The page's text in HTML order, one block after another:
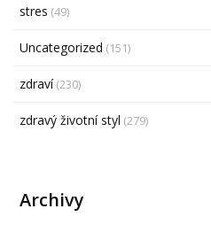
stres (49)
Uncategorized (151)
zdraví(230)
zdravý životní styl (279)
Archivy